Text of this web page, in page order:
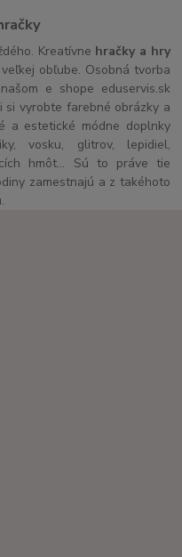
Kreatívne hračky a hry
obľube. Osobná tvorba
e shope eduservis.sk
si vyrobte farebné obrázky a
a estetické módne doplnky
vosku, glitrov, lepidiel,
hmôt... Sú to práve tie
zamestnajú a z takéhoto